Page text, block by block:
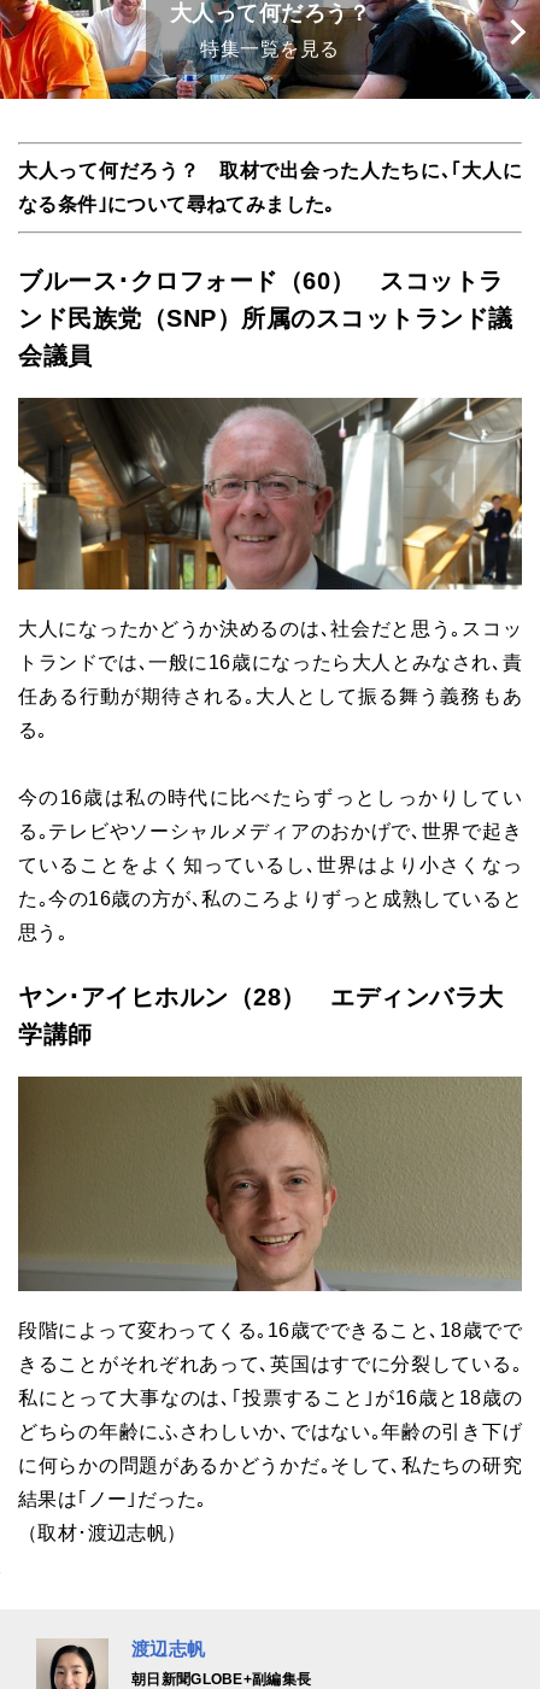
大人って何だろう？
特集一覧を見る
大人って何だろう？ 取材で出会った人たちに､｢大人に
なる条件｣について尋ねてみました｡
ブルース･クロフォード（60） スコットラ
ンド民族党（SNP）所属のスコットランド議
会議員
大人になったかどうか決めるのは､社会だと思う｡スコッ
トランドでは､一般に16歳になったら大人とみなされ､責
任ある行動が期待される｡大人として振る舞う義務もあ
る｡
今の16歳は私の時代に比べたらずっとしっかりしてい
る｡テレビやソーシャルメディアのおかげで､世界で起き
ていることをよく知っているし､世界はより小さくなっ
た｡今の16歳の方が､私のころよりずっと成熟していると
思う｡
ヤン･アイヒホルン（28） エディンバラ大
学講師
段階によって変わってくる｡16歳でできること､18歳でで
きることがそれぞれあって､英国はすでに分裂している｡
私にとって大事なのは､｢投票すること｣が16歳と18歳の
どちらの年齢にふさわしいか､ではない｡年齢の引き下げ
に何らかの問題があるかどうかだ｡そして､私たちの研究
結果は｢ノー｣だった｡
（取材･渡辺志帆）
渡辺志帆
朝日新聞GLOBE+副編集長